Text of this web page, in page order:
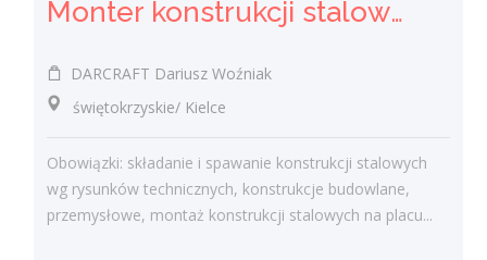
Monter konstrukcji stalowych - ślusarz (K/M/I)
DARCRAFT Dariusz Woźniak
świętokrzyskie/ Kielce
Obowiązki: składanie i spawanie konstrukcji stalowych
wg rysunków technicznych, konstrukcje budowlane,
przemysłowe, montaż konstrukcji stalowych na placu...